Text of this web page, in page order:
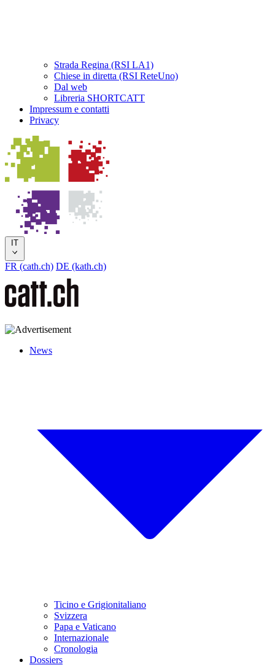
Strada Regina (RSI LA1)
Chiese in diretta (RSI ReteUno)
Dal web
Libreria SHORTCATT
Impressum e contatti
Privacy
IT
FR (cath.ch) DE (kath.ch)
News
Ticino e Grigionitaliano
Svizzera
Papa e Vaticano
Internazionale
Cronologia
Dossiers